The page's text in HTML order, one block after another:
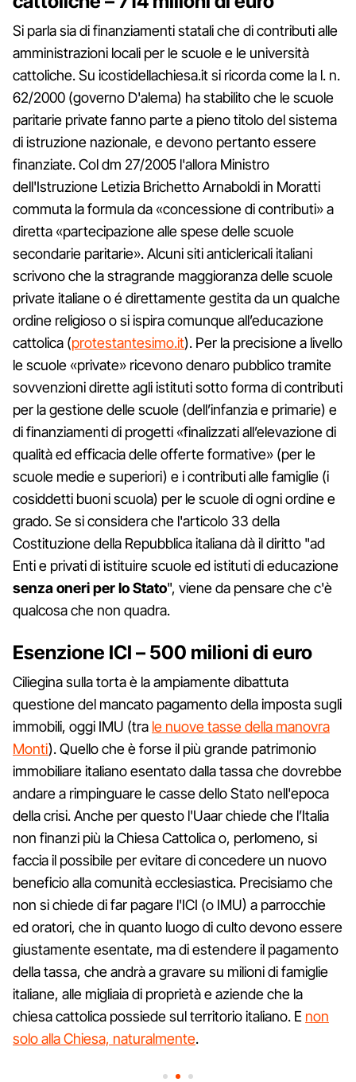
Si parla sia di finanziamenti statali che di contributi alle
amministrazioni locali per le scuole e le università
cattoliche. Su icostidellachiesa.it si ricorda come la l. n.
62/2000 (governo D'alema) ha stabilito che le scuole
paritarie private fanno parte a pieno titolo del sistema
di istruzione nazionale, e devono pertanto essere
finanziate. Col dm 27/2005 l'allora Ministro
dell'Istruzione Letizia Brichetto Arnaboldi in Moratti
commuta la formula da «concessione di contributi» a
diretta «partecipazione alle spese delle scuole
secondarie paritarie». Alcuni siti anticlericali italiani
scrivono che la stragrande maggioranza delle scuole
private italiane o é direttamente gestita da un qualche
ordine religioso o si ispira comunque all’educazione
cattolica (protestantesimo.it). Per la precisione a livello
le scuole «private» ricevono denaro pubblico tramite
sovvenzioni dirette agli istituti sotto forma di contributi
per la gestione delle scuole (dell’infanzia e primarie) e
di finanziamenti di progetti «finalizzati all’elevazione di
qualità ed efficacia delle offerte formative» (per le
scuole medie e superiori) e i contributi alle famiglie (i
cosiddetti buoni scuola) per le scuole di ogni ordine e
grado. Se si considera che l'articolo 33 della
Costituzione della Repubblica italiana dà il diritto "ad
Enti e privati di istituire scuole ed istituti di educazione
senza oneri per lo Stato", viene da pensare che c'è
qualcosa che non quadra.
Esenzione ICI – 500 milioni di euro
Ciliegina sulla torta è la ampiamente dibattuta
questione del mancato pagamento della imposta sugli
immobili, oggi IMU (tra le nuove tasse della manovra
Monti). Quello che è forse il più grande patrimonio
immobiliare italiano esentato dalla tassa che dovrebbe
andare a rimpinguare le casse dello Stato nell'epoca
della crisi. Anche per questo l'Uaar chiede che l’Italia
non finanzi più la Chiesa Cattolica o, perlomeno, si
faccia il possibile per evitare di concedere un nuovo
beneficio alla comunità ecclesiastica. Precisiamo che
non si chiede di far pagare l'ICI (o IMU) a parrocchie
ed oratori, che in quanto luogo di culto devono essere
giustamente esentate, ma di estendere il pagamento
della tassa, che andrà a gravare su milioni di famiglie
italiane, alle migliaia di proprietà e aziende che la
chiesa cattolica possiede sul territorio italiano. E non
solo alla Chiesa, naturalmente.